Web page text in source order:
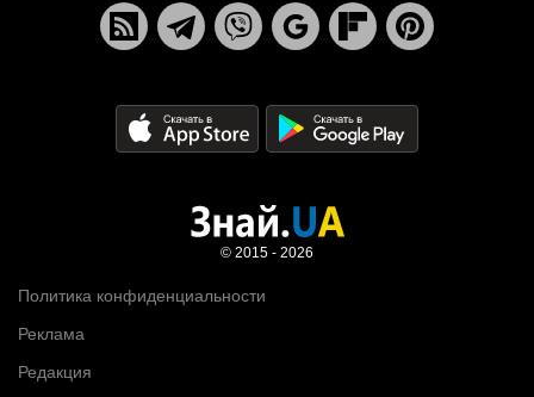
Политика конфиденциальности
Реклама
Редакция
© 2015 - 2026